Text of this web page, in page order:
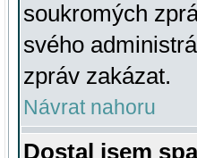
soukromých
svého
zpráv zakázat.
Návrat nahoru
Dostal jsem